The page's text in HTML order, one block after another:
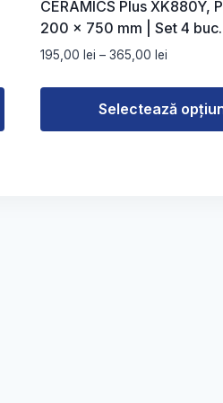
CERAMICS Plus XK880Y,
200 × 750 mm | Set 4 buc.
195,00 lei – 365,00 lei
prețuri:
195,00 lei
până
Selectează